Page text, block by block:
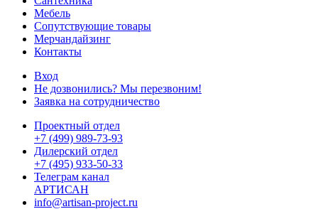
Мебель
Сопутствующие товары
Мерчандайзинг
Контакты
Вход
Не дозвонились? Мы перезвоним!
Заявка на сотрудничество
Проектный отдел
+7 (499) 989-73-93
Дилерский отдел
+7 (495) 933-50-33
Телеграм канал
АРТИСАН
info@artisan-project.ru